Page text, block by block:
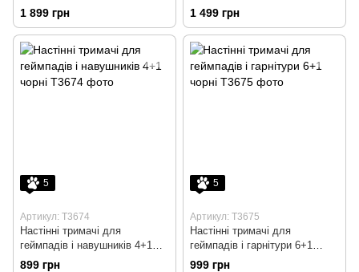
з датчиками Холла (Black)
1 899 грн
Bluetooth / 2.4GHz / USB-C
1 499 грн
5
Артикул: T3674
Настінні тримачі для
геймпадів і навушників 4+1
чорні
899 грн
5
Артикул: T3675
Настінні тримачі для
геймпадів і гарнітури 6+1
чорні
999 грн